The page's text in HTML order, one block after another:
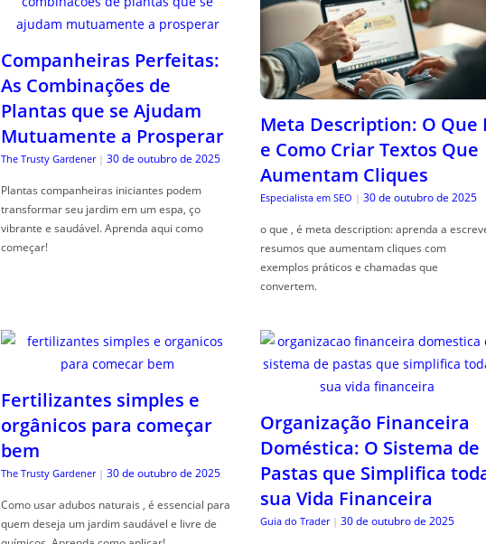
Companheiras Perfeitas:
As Combinações de
Plantas que se Ajudam
Mutuamente a Prosperar
The Trusty Gardener | 30 de outubro de 2025
Plantas companheiras iniciantes podem
transformar seu jardim em um espa, ço
vibrante e saudável. Aprenda aqui como
começar!
Meta Description: O Que
e Como Criar Textos Que
Aumentam Cliques
Especialista em SEO | 30 de outubro de 2025
o que , é meta description: aprenda a
resumos que aumentam cliques com
exemplos práticos e chamadas que
convertem.
Fertilizantes simples e
orgânicos para começar
bem
The Trusty Gardener | 30 de outubro de 2025
Como usar adubos naturais , é essencial para
quem deseja um jardim saudável e livre de
Organização Financeira
Doméstica: O Sistema de
Pastas que Simplifica
sua Vida Financeira
Guia do Trader | 30 de outubro de 2025